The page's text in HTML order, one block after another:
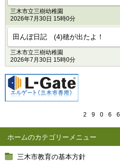
ホーム
三木市教育の基本方針
三木市立三樹幼稚園
2026年7月30日 15時0分
田んぼ日記 (4)穂が出たよ！
三木市立三樹幼稚園
2026年7月30日 15時0分
2 9 0 6 6